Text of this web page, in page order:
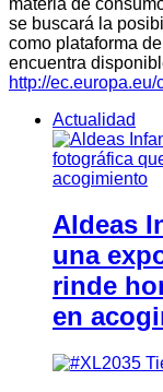
se buscará la
como plataforma
encuentra
http://ec.europa.eu/
Actualidad
Aldeas
una
rinde
en